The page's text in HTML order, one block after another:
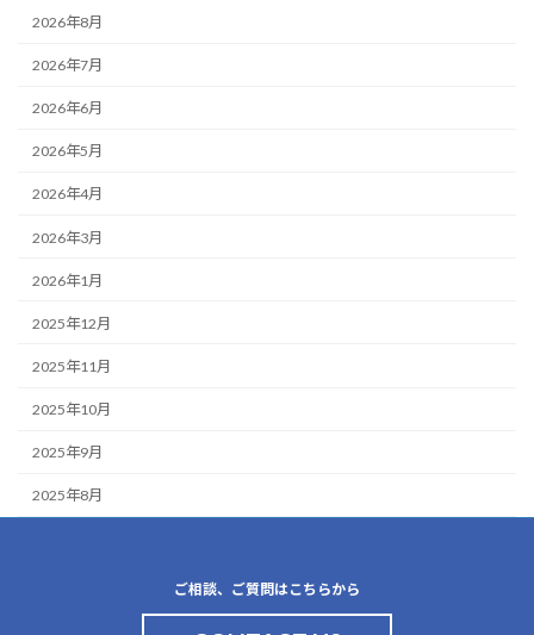
2026年8月
2026年7月
2026年6月
2026年5月
2026年4月
2026年3月
2026年1月
2025年12月
2025年11月
2025年10月
2025年9月
2025年8月
ご相談、ご質問はこちらから